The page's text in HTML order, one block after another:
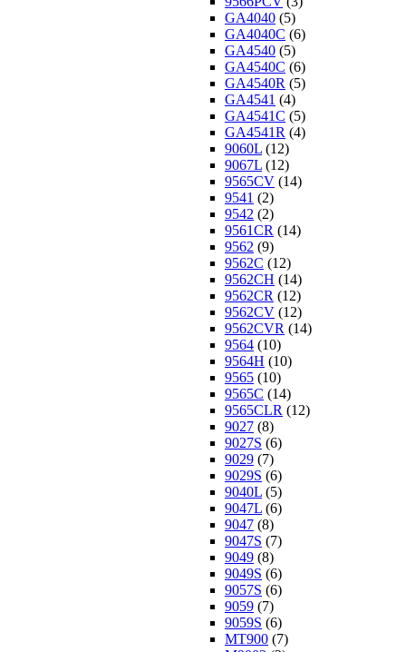
GA4040 (5)
GA4040C (6)
GA4540 (5)
GA4540C (6)
GA4540R (5)
GA4541 (4)
GA4541C (5)
GA4541R (4)
9060L (12)
9067L (12)
9565CV (14)
9541 (2)
9542 (2)
9561CR (14)
9562 (9)
9562C (12)
9562CH (14)
9562CR (12)
9562CV (12)
9562CVR (14)
9564 (10)
9564H (10)
9565 (10)
9565C (14)
9565CLR (12)
9027 (8)
9027S (6)
9029 (7)
9029S (6)
9040L (5)
9047L (6)
9047 (8)
9047S (7)
9049 (8)
9049S (6)
9057S (6)
9059 (7)
9059S (6)
MT900 (7)